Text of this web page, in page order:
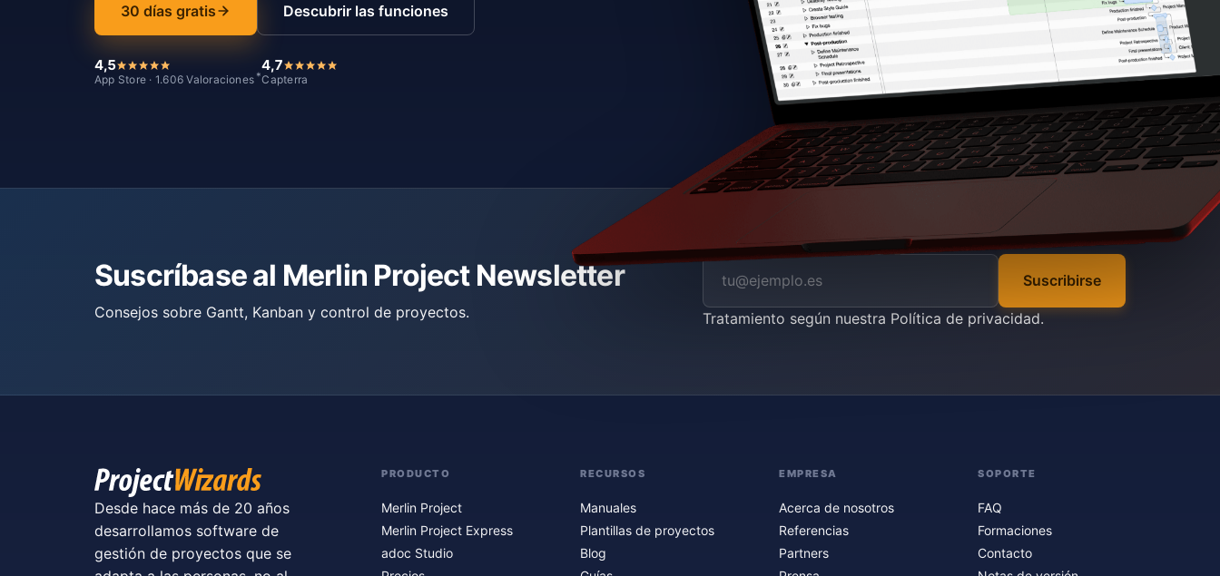
30 días gratis Descubrir las funciones
4,5
App Store · 1.606 Valoraciones *
4,7
Capterra
Suscríbase al Merlin Project Newsletter
Consejos sobre Gantt, Kanban y control de proyectos.
Suscribirse
Tratamiento según nuestra Política de privacidad.
Desde hace más de 20 años
desarrollamos software de
gestión de proyectos que se
PRODUCTO
Merlin Project
Merlin Project Express
adoc Studio
RECURSOS
Manuales
Plantillas de proyectos
Blog
EMPRESA
Acerca de nosotros
Referencias
Partners
SOPORTE
FAQ
Formaciones
Contacto